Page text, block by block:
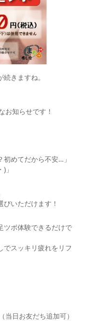
きますね。
お知らせです！
初めてだから不安…」
」
びいただけます！
ツボ体験できるだけで
でスッキリ疲れをリフ
当日お友だち追加可）